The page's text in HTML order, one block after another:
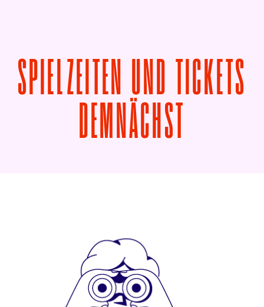
SPIELZEITEN UND TICKETS
DEMNÄCHST